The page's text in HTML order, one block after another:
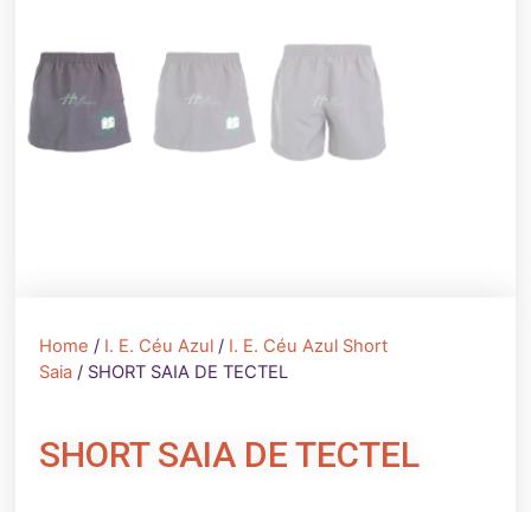
Home / I. E. Céu Azul / I. E. Céu Azul Short
Saia / SHORT SAIA DE TECTEL
SHORT SAIA DE TECTEL